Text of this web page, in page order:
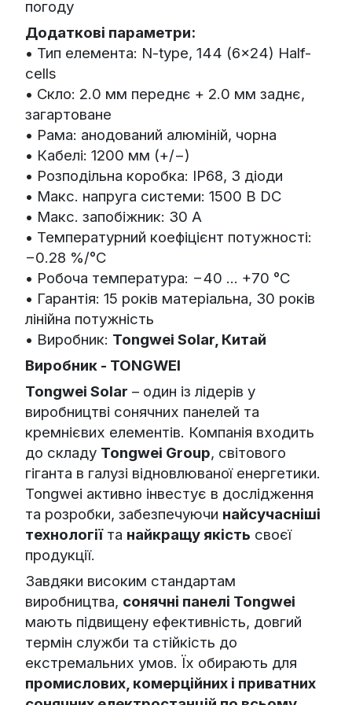
погоду
Додаткові параметри:
• Тип елемента: N-type, 144 (6×24) Half-
cells
• Скло: 2.0 мм переднє + 2.0 мм заднє,
загартоване
• Рама: анодований алюміній, чорна
• Кабелі: 1200 мм (+/−)
• Розподільна коробка: IP68, 3 діоди
• Макс. напруга системи: 1500 В DC
• Макс. запобіжник: 30 А
• Температурний коефіцієнт потужності:
−0.28 %/°C
• Робоча температура: −40 ... +70 °C
• Гарантія: 15 років матеріальна, 30 років
лінійна потужність
• Виробник: Tongwei Solar, Китай
Виробник - TONGWEI
Tongwei Solar – один із лідерів у
виробництві сонячних панелей та
кремнієвих елементів. Компанія входить
до складу Tongwei Group, світового
гіганта в галузі відновлюваної енергетики.
Tongwei активно інвестує в дослідження
та розробки, забезпечуючи найсучасніші
технологіїта найкращу якість своєї
продукції.
Завдяки високим стандартам
виробництва, сонячні панелі Tongwei
мають підвищену ефективність, довгий
термін служби та стійкість до
екстремальних умов. Їх обирають для
промислових, комерційних і приватних